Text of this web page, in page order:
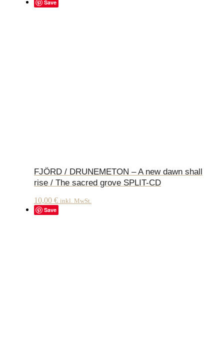
Save
FJÖRD / DRUNEMETON – A new dawn shall
rise / The sacred grove SPLIT-CD
10,00 € inkl. MwSt.
Save